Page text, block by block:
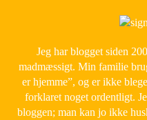
Jeg har blogget siden
madmæssigt. Min familie
er hjemme”, og er ikke
forklaret noget ordentligt.
bloggen; man kan jo ikke